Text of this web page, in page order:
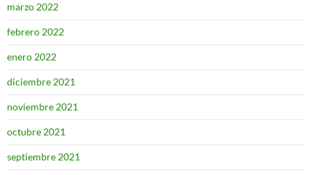
marzo 2022
febrero 2022
enero 2022
diciembre 2021
noviembre 2021
octubre 2021
septiembre 2021